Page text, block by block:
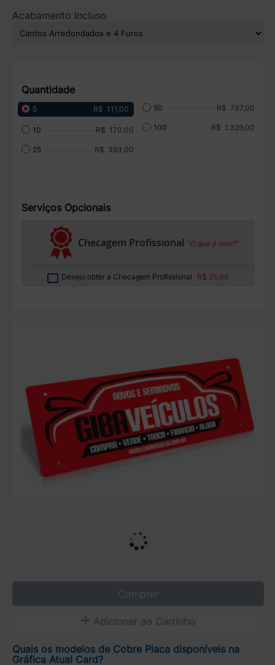
Acabamento Incluso
Quantidade
5 R$ 111,00
10 R$ 170,00
25 R$ 393,00
50 R$ 737,00
100 R$ 1.329,00
Serviços Opcionais
Checagem Profissional “O que é isso?”
Desejo obter a Checagem Profissional R$ 25,00
Comprar
Adicionar ao Carrinho
Quais os modelos de Cobre Placa disponíveis na
Gráfica Atual Card?